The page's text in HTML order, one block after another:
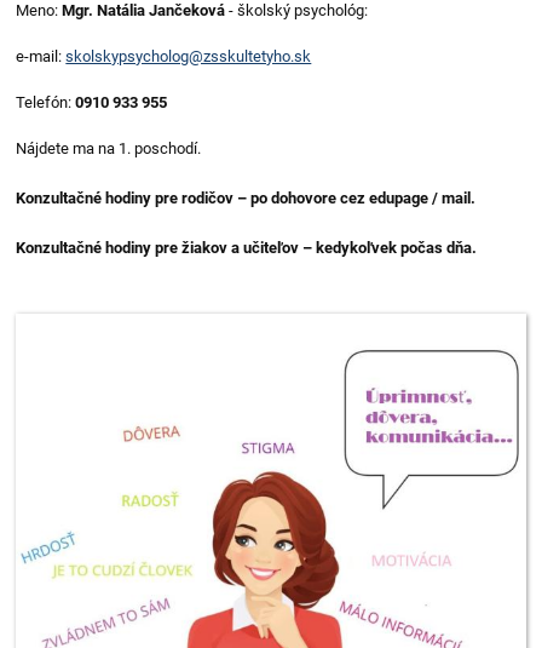
Meno: Mgr. Natália Jančeková - školský psychológ:
e-mail:skolskypsycholog@zsskultetyho.sk
Telefón:0910 933 955
Nájdete ma na 1. poschodí.
Konzultačné hodiny pre rodičov – po dohovore cez edupage / mail.
Konzultačné hodiny pre žiakov a učiteľov – kedykoľvek počas dňa.